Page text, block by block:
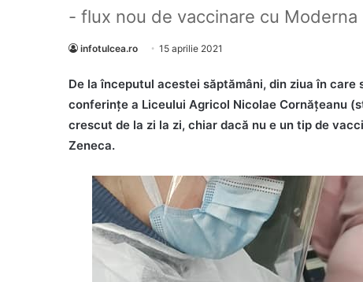
- flux nou de vaccinare cu Moderna
infotulcea.ro 15 aprilie 2021
De la începutul acestei săptămâni, din ziua în
conferinţe a Liceului Agricol Nicolae Cornăţeanu
crescut de la zi la zi, chiar dacă nu e un tip de
Zeneca.